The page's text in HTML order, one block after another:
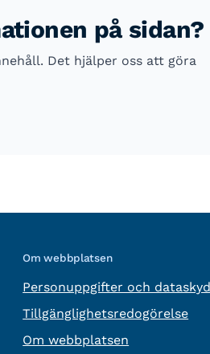
på sidan?
Det hjälper oss att göra
Om webbplatsen
Personuppgifter och
Tillgänglighetsredogörelse
Om webbplatsen